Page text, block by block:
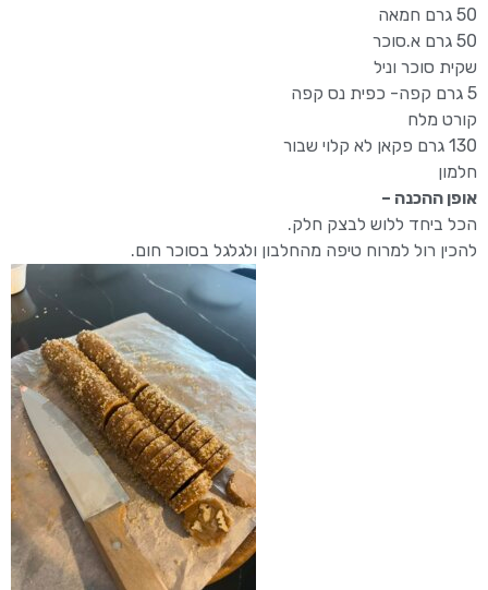
50 גרם חמאה
50 גרם א.סוכר
שקית סוכר וניל
5 גרם קפה- כפית נס קפה
קורט מלח
130 גרם פקאן לא קלוי שבור
חלמון
אופן ההכנה –
הכל ביחד ללוש לבצק חלק.
להכין רול למרוח טיפה מהחלבון ולגלגל בסוכר חום.